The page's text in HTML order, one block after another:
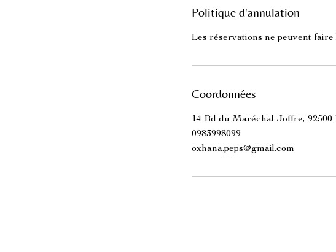
Politique d'annulation
Les réservations ne peuvent faire
Coordonnées
14 Bd du Maréchal Joffre,
0983998099
oxhana.peps@gmail.com